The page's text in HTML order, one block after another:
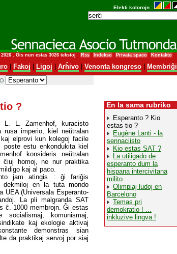
Elekti kolorojn :
. Ĝis nun estas 3026 tekstoj Rss Indekso Privata spaco Kontakto
| Fakoj Ligoj Arĥivo| Venonta kongreso| Membriĝi
En la sama rubriko
Esperanto ? Kio
estas tio ?
Eugène Lanti - la
sennaciisto
Kio estas SAT ?
La utiligado de
esperanto dum la
hispana intercivitana
milito
Olimpiaj ludoj en
Barcelono
Temas pri
demokratio ! ...
inkluzive lingva !
?
L. L. Zamenhof, kuracisto
imperio, kiel neŭtralan
elprovi kun kolegoj facile
poste estu enkondukita kiel
konsideris neŭtralan
ĉiuj homoj, ne nur praktika
kaj al paco.
jam atingis : ĝi fariĝis
dekmiloj en la tuta mondo
UEA (Universala Esperanto-
La pli malgranda SAT
ĉ. 1000 membrojn. Ĝi estas
komunismaj,
kaj ekologie aktivaj
demonstras sian
da praktikaj servoj por siaj